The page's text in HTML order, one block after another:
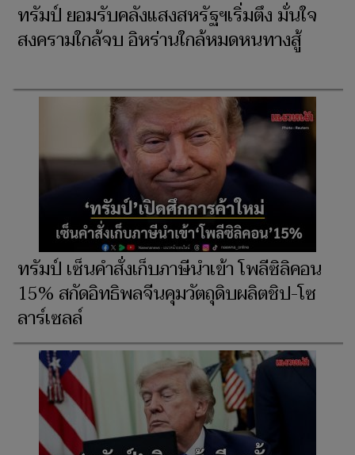
ทรัมป์ ยอมรับคลังแสงสหรัฐฯเริ่มตึง มั่นใจ
สงครามใกล้จบ อิหร่านใกล้หมดหนทางสู้
ทรัมป์ เซ็นคำสั่งเก็บภาษีนำเข้า โพลีซิลิคอน
15% สกัดอิทธิพลจีนคุมวัตถุดิบผลิตชิป-โซ
ลาร์เซลล์